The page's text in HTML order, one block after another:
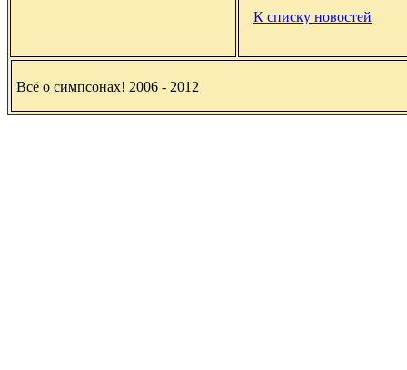
К списку новостей
Всё о симпсонах! 2006 - 2012